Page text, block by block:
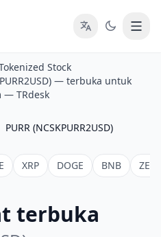
Stock
— terbuka untuk
— TRdesk
PURR (NCSKPURR2USD)
XRP DOGE BNB ZEC
terbuka